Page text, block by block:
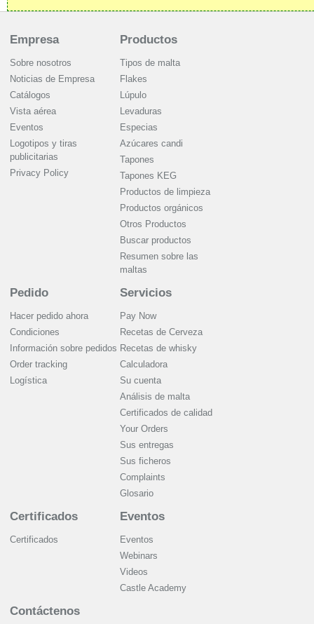
Empresa
Sobre nosotros
Noticias de Empresa
Catálogos
Vista aérea
Eventos
Logotipos y tiras
publicitarias
Privacy Policy
Productos
Tipos de malta
Flakes
Lúpulo
Levaduras
Especias
Azúcares candi
Tapones
Tapones KEG
Productos de limpieza
Productos orgánicos
Otros Productos
Buscar productos
Resumen sobre las
maltas
Pedido
Hacer pedido ahora
Condiciones
Información sobre pedidos
Order tracking
Logística
Servicios
Pay Now
Recetas de Cerveza
Recetas de whisky
Calculadora
Su cuenta
Análisis de malta
Certificados de calidad
Your Orders
Sus entregas
Sus ficheros
Complaints
Glosario
Certificados
Certificados
Eventos
Eventos
Webinars
Videos
Castle Academy
Contáctenos